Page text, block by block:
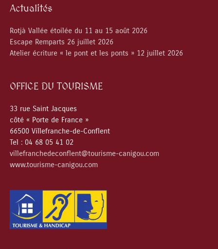
Actualités
Rotjà Vallée étoilée du 11 au 15 août 2026
Escape Remparts 26 juillet 2026
Atelier écriture « le pont et les ponts » 12 juillet 2026
OFFICE DU TOURISME
33 rue Saint Jacques
côté « Porte de France »
66500 Villefranche-de-Conflent
Tel : 04 68 05 41 02
villefranchedeconflent@tourisme-canigou.com
www.tourisme-canigou.com